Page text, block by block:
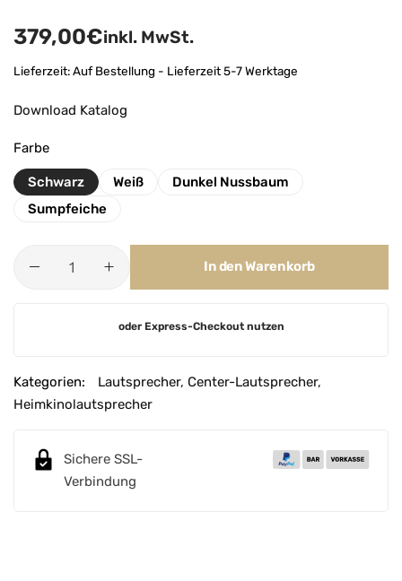
379,00€inkl. MwSt.
Lieferzeit:Auf Bestellung - Lieferzeit 5-7 Werktage
Download Katalog
Farbe
Schwarz Weiß
Dunkel Nussbaum
Sumpfeiche
In den Warenkorb
e
r
oder Express-Checkout nutzen
Kategorien: Lautsprecher, Center-Lautsprecher,
Heimkinolautsprecher
Sichere SSL-
Verbindung